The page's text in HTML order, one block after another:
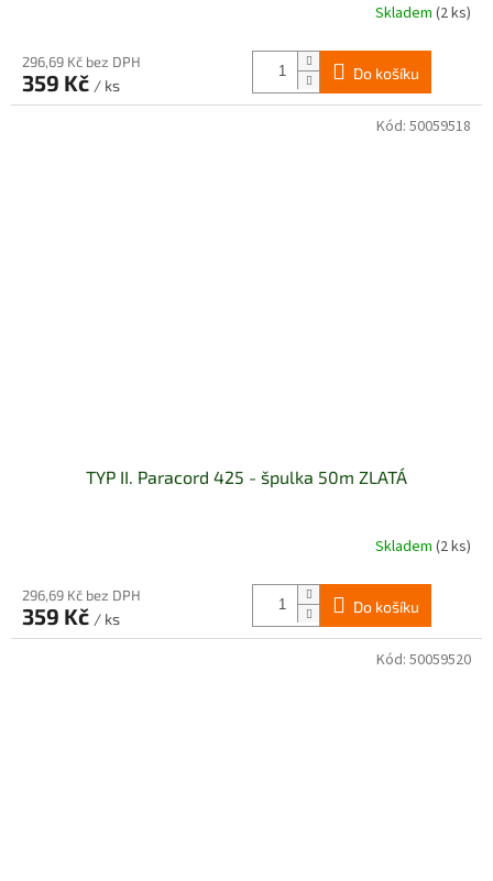
Skladem (2 ks)
296,69 Kč bez DPH
359 Kč / ks
Do košíku
TYP II. Paracord 425 - špulka 50m ZLATÁ
Skladem (2 ks)
296,69 Kč bez DPH
359 Kč / ks
Do košíku
Kód: 50059518
Kód: 50059520